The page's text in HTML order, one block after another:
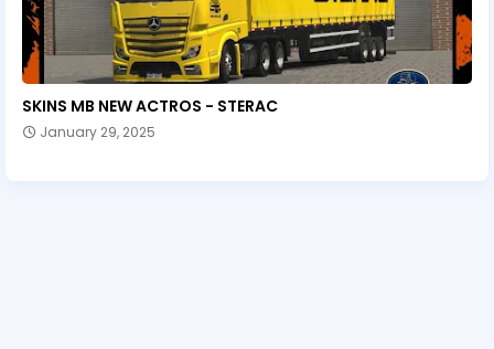
SKINS MB NEW ACTROS - STERAC
January 29, 2025